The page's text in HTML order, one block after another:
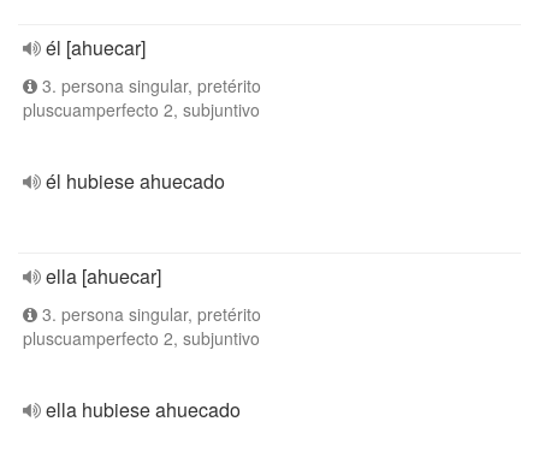
él [ahuecar]
3. persona singular, pretérito
pluscuamperfecto 2, subjuntivo
él hubiese ahuecado
ella [ahuecar]
3. persona singular, pretérito
pluscuamperfecto 2, subjuntivo
ella hubiese ahuecado